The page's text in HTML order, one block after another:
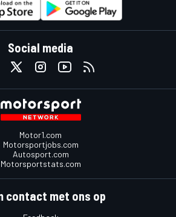
Social media
Motor1.com
Motorsportjobs.com
Autosport.com
Motorsportstats.com
contact met ons op